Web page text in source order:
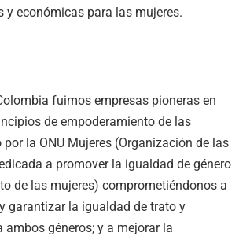
y económicas para las mujeres.
fuimos empresas pioneras en
de empoderamiento de las
la ONU Mujeres (Organización de las
a promover la igualdad de género
de las mujeres) comprometiéndonos a
garantizar la igualdad de trato y
géneros; y a mejorar la